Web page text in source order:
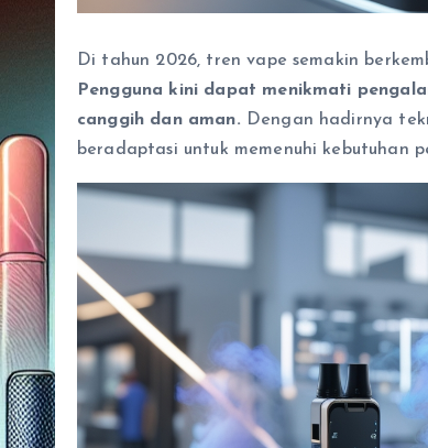
Di tahun 2026, tren vape semakin
Pengguna kini dapat menikmati
canggih dan aman. Dengan hadirnya
beradaptasi untuk memenuhi kebutuhan